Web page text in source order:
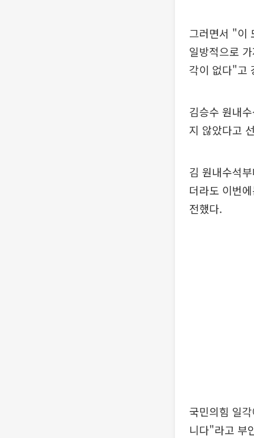
그러면서 "이
일방적으로
각이 없다"고
김승수 원내
지 않았다고
김 원내수석
더라도 이번
전했다.
국민의힘 일
니다"라고 부